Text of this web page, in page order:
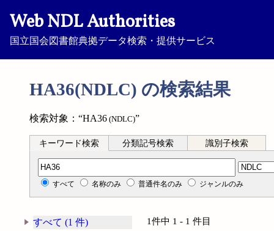
Web NDL Authorities
国立国会図書館典拠データ検索・提供サービス
HA36(NDLC) の検索結果
検索対象：“HA36 (NDLC)”
キーワード検索 分類記号検索 識別子検索
分類記号検索
すべて 名称のみ 普通件名のみ ジャンルのみ
すべて (1 件)
1件中 1 - 1 件目